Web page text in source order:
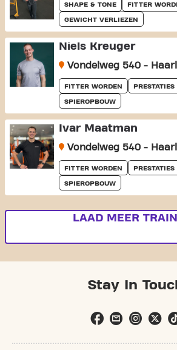
SHAPE & TONE FITTER
GEWICHT VERLIEZEN
Niels Kreuger
Vondelweg 540 -
FITTER WORDEN
SPIEROPBOUW
Ivar Maatman
Vondelweg 540 -
FITTER WORDEN
SPIEROPBOUW
LAAD MEER
Stay In